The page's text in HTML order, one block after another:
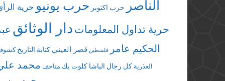
الناصر
حرب اكتوبر حرب يونيو حرية
حرية تداول المعلومات دار الوثائق
الحكيم عامر
فلسطين قصر العيني كتابة التاريخ
العذرية كل رجال الباشا كلوت بك متاحف محمد